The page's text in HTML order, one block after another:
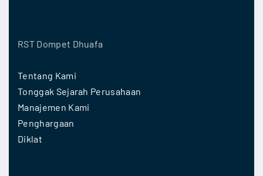
RST Dompet Dhuafa
Tentang Kami
Tonggak Sejarah Perusahaan
Manajemen Kami
Penghargaan
Diklat